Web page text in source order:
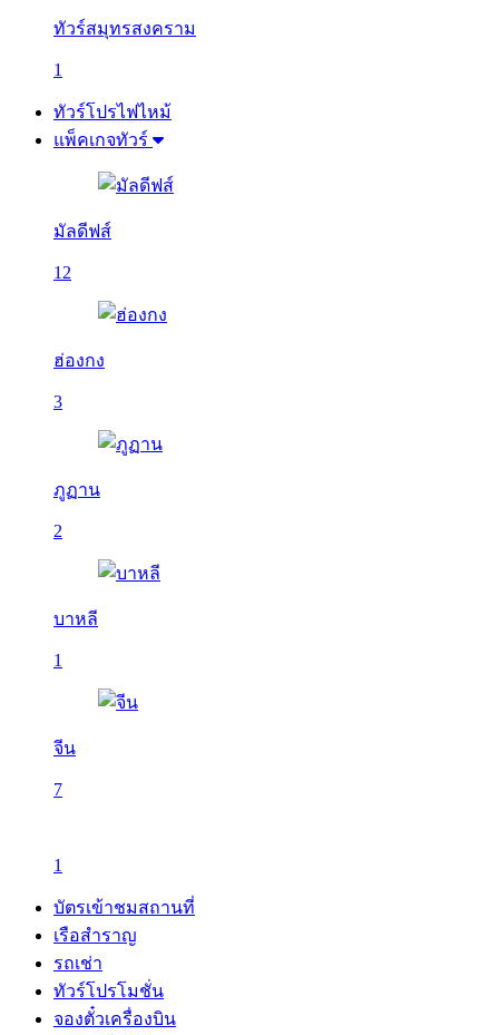
ทัวร์สมุทรสงคราม
1
ทัวร์โปรไฟไหม้
แพ็คเกจทัวร์
มัลดีฟส์
12
ฮ่องกง
3
ภูฏาน
2
บาหลี
1
จีน
7
1
บัตรเข้าชมสถานที่
เรือสำราญ
รถเช่า
ทัวร์โปรโมชั่น
จองตั๋วเครื่องบิน